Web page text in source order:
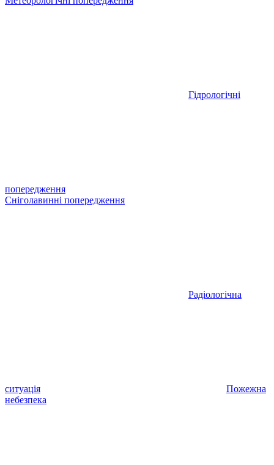
Гідрологічні
попередження
Сніголавинні попередження
Радіологічна
ситуація
Пожежна
небезпека